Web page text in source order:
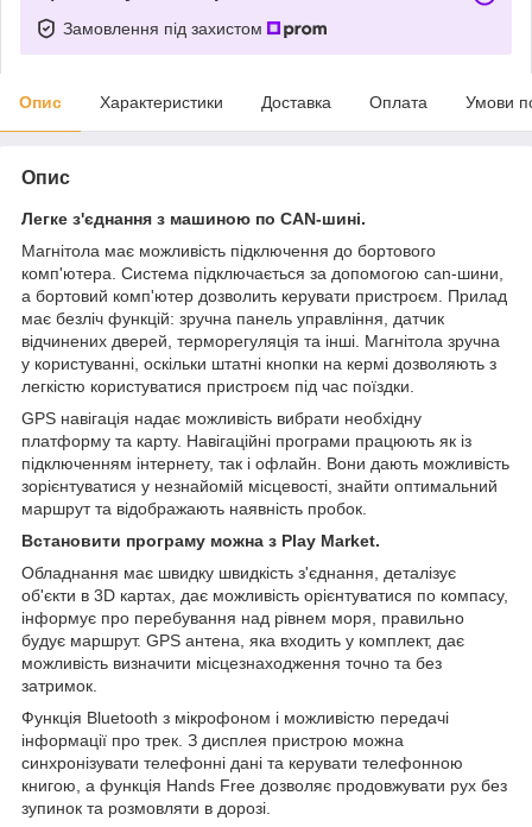
Замовлення під захистом
Опис Характеристики Доставка Оплата Умови
Опис
Легке з'єднання з машиною по CAN-шині.
Магнітола має можливість підключення до бортового
комп'ютера. Система підключається за допомогою can-шини,
а бортовий комп'ютер дозволить керувати пристроєм. Прилад
має безліч функцій: зручна панель управління, датчик
відчинених дверей, терморегуляція та інші. Магнітола зручна
у користуванні, оскільки штатні кнопки на кермі дозволяють з
легкістю користуватися пристроєм під час поїздки.
GPS навігація надає можливість вибрати необхідну
платформу та карту. Навігаційні програми працюють як із
підключенням інтернету, так і офлайн. Вони дають можливість
зорієнтуватися у незнайомій місцевості, знайти оптимальний
маршрут та відображають наявність пробок.
Встановити програму можна з Play Market.
Обладнання має швидку швидкість з'єднання, деталізує
об'єкти в 3D картах, дає можливість орієнтуватися по компасу,
інформує про перебування над рівнем моря, правильно
будує маршрут. GPS антена, яка входить у комплект, дає
можливість визначити місцезнаходження точно та без
затримок.
Функція Bluetooth з мікрофоном і можливістю передачі
інформації про трек. З дисплея пристрою можна
синхронізувати телефонні дані та керувати телефонною
книгою, а функція Hands Free дозволяє продовжувати рух без
зупинок та розмовляти в дорозі.